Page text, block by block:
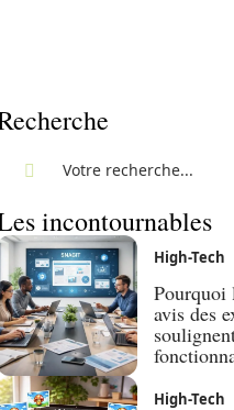
incontournables
High-Tech
Pourquoi
avis des
High-Tech